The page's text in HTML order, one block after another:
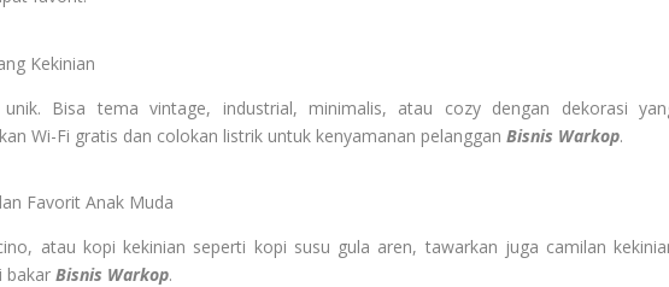
Kekinian
Bisa tema vintage, industrial, minimalis, atau cozy dengan dekorasi
Wi-Fi gratis dan colokan listrik untuk kenyamanan pelanggan Bisnis Warkop.
Favorit Anak Muda
atau kopi kekinian seperti kopi susu gula aren, tawarkan juga camilan
bakar Bisnis Warkop.